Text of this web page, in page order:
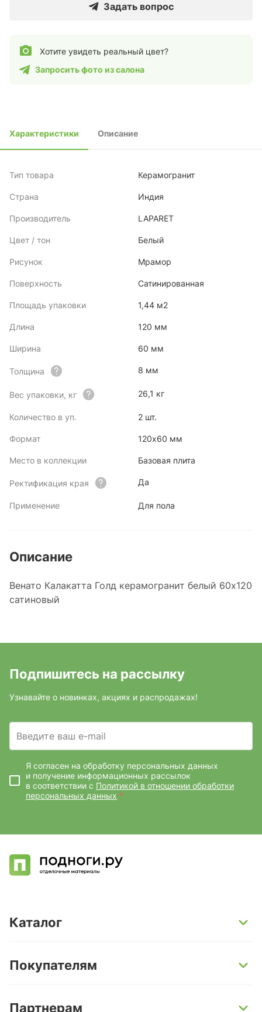
Задать вопрос
Хотите увидеть реальный цвет?
Запросить фото из салона
Характеристики Описание
Тип товара Керамогранит
Страна Индия
Производитель LAPARET
Цвет / тон Белый
Рисунок Мрамор
Поверхность Сатинированная
Площадь упаковки 1,44 м2
Длина 120 мм
Ширина 60 мм
Толщина 8 мм
Вес упаковки, кг 26,1 кг
Количество в уп. 2 шт.
Формат 120x60 мм
Место в коллекции Базовая плита
Ректификация края Да
Применение Для пола
Описание
Венато Калакатта Голд керамогранит белый 60х120
сатиновый
Подпишитесь на рассылку
Узнавайте о новинках, акциях и распродажах!
Введите ваш e-mail
Я согласен на обработку персональных данных
и получение информационных рассылок
в соответствии с Политикой в отношении обработки
персональных данных *
Каталог
Кварц-винил и LVT-плитка
Покупателям
Партнерам